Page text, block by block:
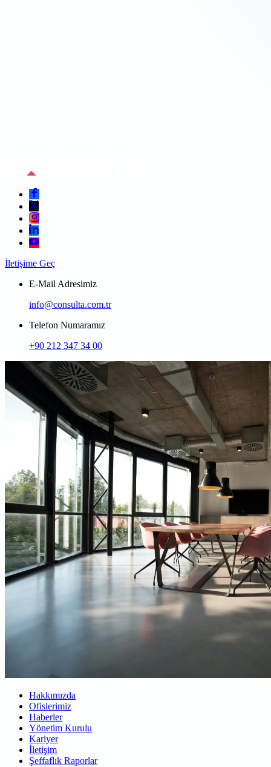
İletişime Geç
E-Mail Adresimiz
info@consulta.com.tr
Telefon Numaramız
+90 212 347 34 00
Hakkımızda
Ofislerimiz
Haberler
Yönetim Kurulu
Kariyer
İletişim
Şeffaflık Raporlar